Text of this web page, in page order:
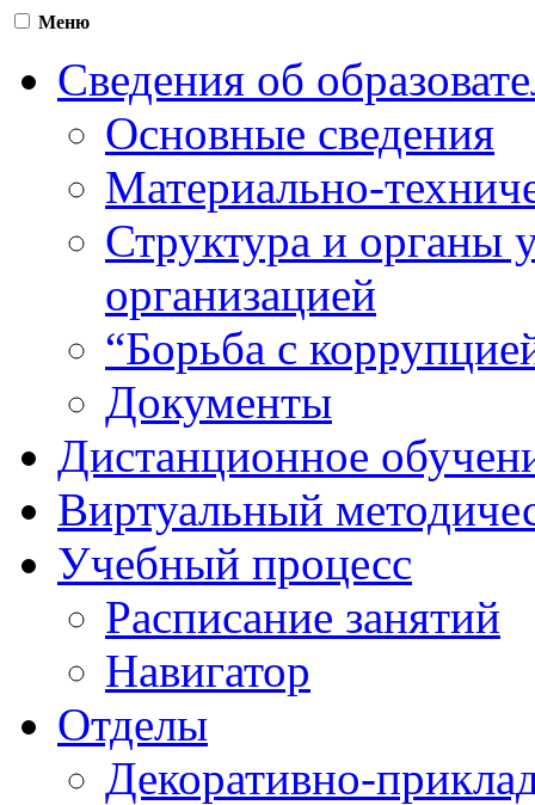
Меню
Сведения об
Основные сведения
Материально-
Структура и органы
организацией
“Борьба с
Документы
Дистанционное
Виртуальный
Учебный процесс
Расписание занятий
Навигатор
Отделы
Декоративно-